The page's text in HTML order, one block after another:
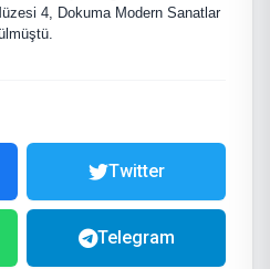
4, Dokuma Modern Sanatlar
Twitter
Telegram